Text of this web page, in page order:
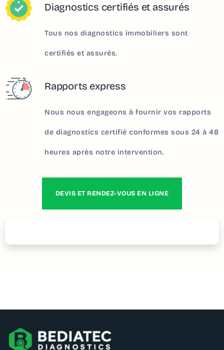
Diagnostics certifiés et assurés
Tous nos diagnostics immobiliers sont
certifiés et assurés.
Rapports express
Nous nous engageons à fournir vos rapports
de diagnostics certifié conformes sous 24 à 48
heures après notre intervention.
DEVIS ET RENDEZ-VOUS EN LIGNE